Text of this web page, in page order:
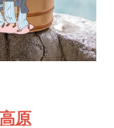
原